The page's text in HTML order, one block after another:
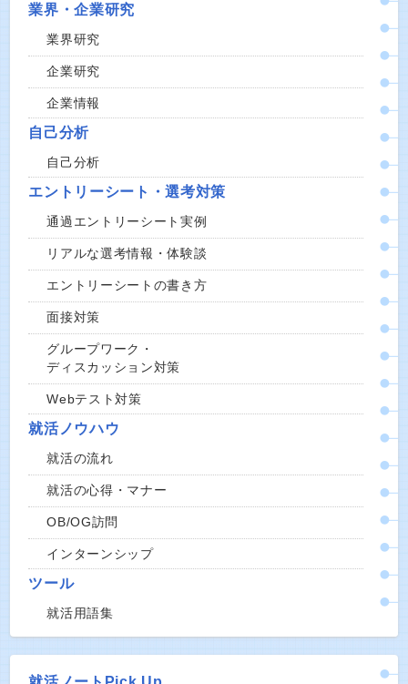
業界・企業研究
業界研究
企業研究
企業情報
自己分析
自己分析
エントリーシート・選考対策
通過エントリーシート実例
リアルな選考情報・体験談
エントリーシートの書き方
面接対策
グループワーク・
ディスカッション対策
Webテスト対策
就活ノウハウ
就活の流れ
就活の心得・マナー
OB/OG訪問
インターンシップ
ツール
就活用語集